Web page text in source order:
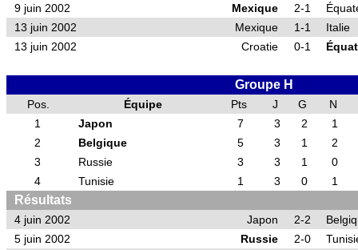
9 juin 2002
Mexique 2-1
13 juin 2002
Mexique 1-1
Italie
13 juin 2002
Croatie 0-1
Groupe H
Pos. Équipe Pts J G N
1
Japon 7 3 2
1
2
Belgique 5 3 1
2
3
Russie 3 3 1
0
4
Tunisie 1 3 0 1
Résultats
4 juin 2002 Japon 2-2
5 juin 2002
Russie 2-0